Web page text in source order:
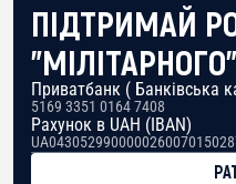
ПІДТРИМАЙ
"МІЛІТАРНОГО"
Приватбанк ( Банківська
5169 3351 0164 7408
Рахунок в UAH (IBAN)